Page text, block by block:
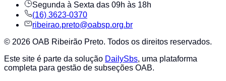
Segunda à Sexta das 09h às 18h
(16) 3623-0370
ribeirao.preto@oabsp.org.br
© 2026 OAB Ribeirão Preto. Todos os direitos reservados.
Este site é parte da solução DailySbs, uma plataforma
completa para gestão de subseções OAB.